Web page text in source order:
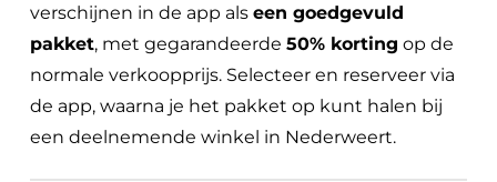
verschijnen in de app als een goedgevuld
pakket, met gegarandeerde 50% korting op de
normale verkoopprijs. Selecteer en reserveer via
de app, waarna je het pakket op kunt halen bij
een deelnemende winkel in Nederweert.